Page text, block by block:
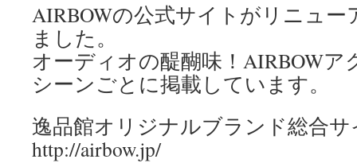
AIRBOWの公式サイトがリニュ
ました。
オーディオの醍醐味！AIRBOWア
シーンごとに掲載しています。
逸品館オリジナルブランド総合サ
http://airbow.jp/